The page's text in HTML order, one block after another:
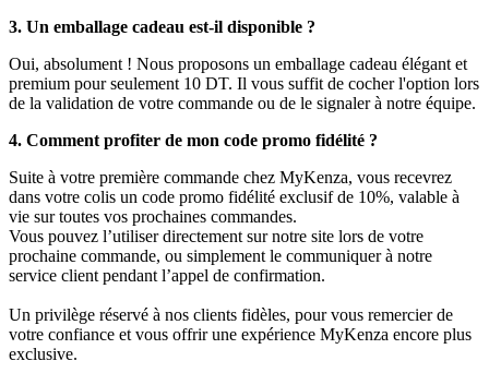
3. Un emballage cadeau est-il disponible ?
Oui, absolument ! Nous proposons un emballage cadeau élégant et
premium pour seulement 10 DT. Il vous suffit de cocher l'option lors
de la validation de votre commande ou de le signaler à notre équipe.
4. Comment profiter de mon code promo fidélité ?
Suite à votre première commande chez MyKenza, vous recevrez
dans votre colis un code promo fidélité exclusif de 10%, valable à
vie sur toutes vos prochaines commandes.
Vous pouvez l’utiliser directement sur notre site lors de votre
prochaine commande, ou simplement le communiquer à notre
service client pendant l’appel de confirmation.
Un privilège réservé à nos clients fidèles, pour vous remercier de
votre confiance et vous offrir une expérience MyKenza encore plus
exclusive.